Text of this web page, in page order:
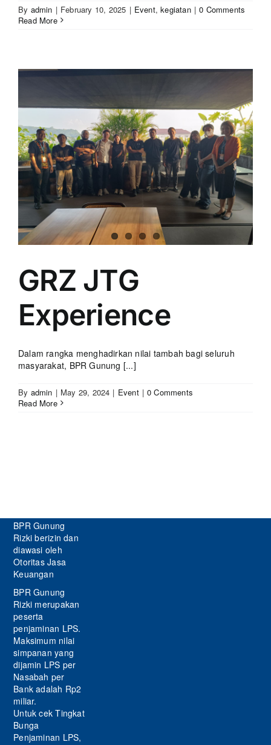
By admin | February 10, 2025 | Event,kegiatan | 0 Comments
Read More
GRZ JTG
Experience
Dalam rangka menghadirkan nilai tambah bagi seluruh
masyarakat, BPR Gunung [...]
By admin | May 29, 2024 | Event | 0 Comments
Read More
BPR Gunung
Rizki berizin dan
diawasi oleh
Otoritas Jasa
Keuangan
BPR Gunung
Rizki merupakan
peserta
penjaminan LPS.
Maksimum nilai
simpanan yang
dijamin LPS per
Nasabah per
Bank adalah Rp2
miliar.
Untuk cek Tingkat
Bunga
Penjaminan LPS,